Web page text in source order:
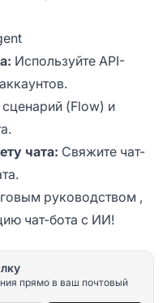
Используйте API-
(Flow) и
чата: Свяжите чат-
руководством ,
чат-бота с ИИ!
прямо в ваш почтовый